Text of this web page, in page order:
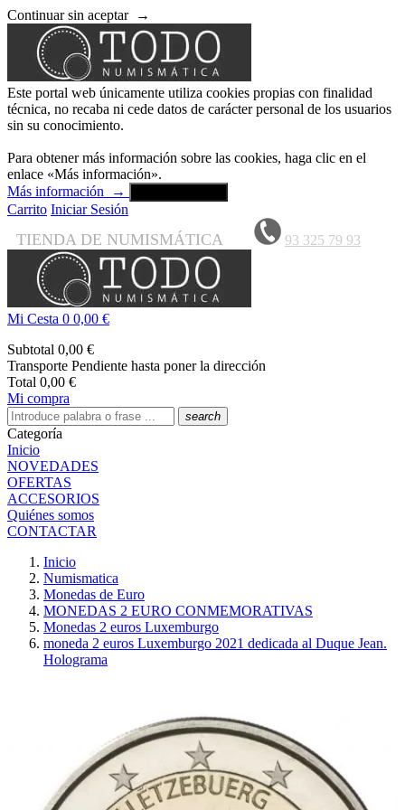
Continuar sin aceptar →
Este portal web únicamente utiliza cookies propias con finalidad
técnica, no recaba ni cede datos de carácter personal de los usuarios
sin su conocimiento.
Para obtener más información sobre las cookies, haga clic en el
enlace «Más información».
Más información
→
Carrito Iniciar Sesión
TIENDA DE NUMISMÁTICA 93 325 79 93
Mi Cesta 0 0,00 €
Subtotal 0,00 €
Transporte Pendiente hasta poner la dirección
Total 0,00 €
Mi compra
search
Categoría
Inicio
NOVEDADES
OFERTAS
ACCESORIOS
Quiénes somos
CONTACTAR
Inicio
Numismatica
Monedas de Euro
MONEDAS 2 EURO CONMEMORATIVAS
Monedas 2 euros Luxemburgo
moneda 2 euros Luxemburgo 2021 dedicada al Duque Jean.
Holograma